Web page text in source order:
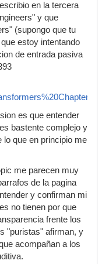
en la tercera
y que
(supongo que tu
estoy intentando
de entrada pasiva
es que entender
bastente complejo y
que en principio me
me parecen muy
de la pagina
y confirman mi
no tienen por que
frente los
"puristas" afirman, y
acompañan a los